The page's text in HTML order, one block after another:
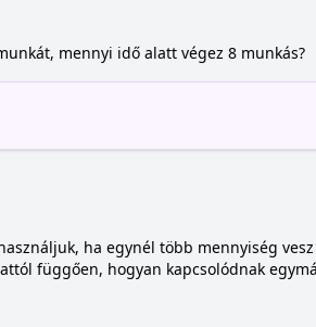
mennyi idő alatt végez 8 munkás?
ha egynél több mennyiség
függően, hogyan kapcsolódnak